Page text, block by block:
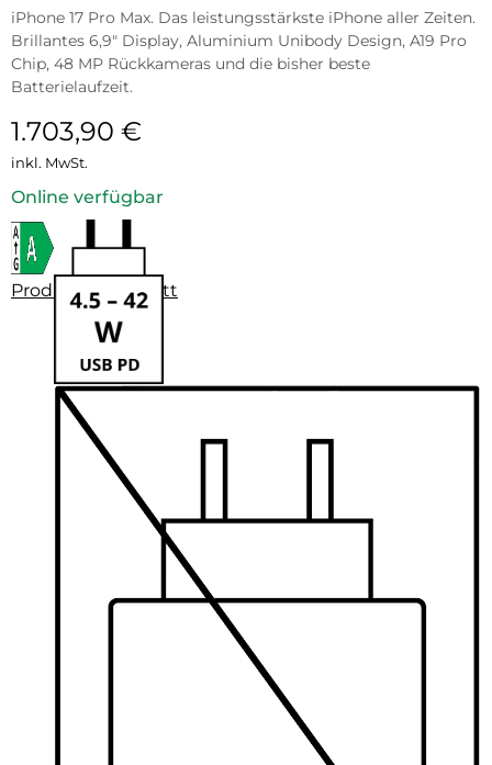
iPhone 17 Pro Max. Das leistungsstärkste iPhone aller Zeiten.
Brillantes 6,9″ Display, Aluminium Unibody Design, A19 Pro
Chip, 48 MP Rückkameras und die bisher beste
Batterielaufzeit.
1.703,90 €
inkl. MwSt.
Online verfügbar
Produktdatenblatt